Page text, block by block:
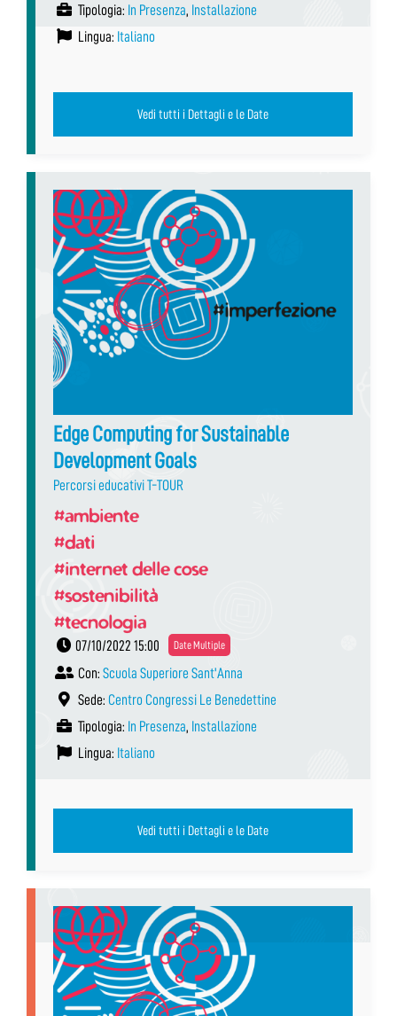
Tipologia: In Presenza, Installazione
Lingua: Italiano
Vedi tutti i Dettagli e le Date
Edge Computing for Sustainable
Development Goals
Percorsi educativi T-TOUR
#ambiente
#dati
#internet delle cose
#sostenibilità
#tecnologia
07/10/2022 15:00 Date Multiple
Con: Scuola Superiore Sant'Anna
Sede: Centro Congressi Le Benedettine
Tipologia: In Presenza, Installazione
Lingua: Italiano
Vedi tutti i Dettagli e le Date